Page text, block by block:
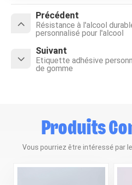
Précédent
Résistance à l'alcool
personnalisé pour l'alcool
Suivant
Étiquette adhésive
de gomme
Produits
Vous pourriez être intéressé par